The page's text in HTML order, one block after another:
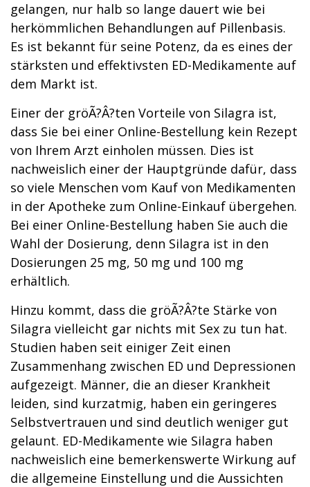
gelangen, nur halb so lange dauert wie bei
herkömmlichen Behandlungen auf Pillenbasis.
Es ist bekannt für seine Potenz, da es eines der
stärksten und effektivsten ED-Medikamente auf
dem Markt ist.
Einer der gröÃ?Â?ten Vorteile von Silagra ist,
dass Sie bei einer Online-Bestellung kein Rezept
von Ihrem Arzt einholen müssen. Dies ist
nachweislich einer der Hauptgründe dafür, dass
so viele Menschen vom Kauf von Medikamenten
in der Apotheke zum Online-Einkauf übergehen.
Bei einer Online-Bestellung haben Sie auch die
Wahl der Dosierung, denn Silagra ist in den
Dosierungen 25 mg, 50 mg und 100 mg
erhältlich.
Hinzu kommt, dass die gröÃ?Â?te Stärke von
Silagra vielleicht gar nichts mit Sex zu tun hat.
Studien haben seit einiger Zeit einen
Zusammenhang zwischen ED und Depressionen
aufgezeigt. Männer, die an dieser Krankheit
leiden, sind kurzatmig, haben ein geringeres
Selbstvertrauen und sind deutlich weniger gut
gelaunt. ED-Medikamente wie Silagra haben
nachweislich eine bemerkenswerte Wirkung auf
die allgemeine Einstellung und die Aussichten